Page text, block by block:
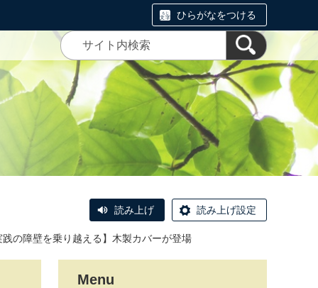
ひらがなをつける
読み上げ 読み上げ設定
の障壁を乗り越える】木製カバーが登場
Menu